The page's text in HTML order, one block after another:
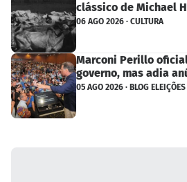
clássico de Michael
06 AGO 2026 · CULTURA
Marconi Perillo
governo, mas adia
05 AGO 2026 · BLOG